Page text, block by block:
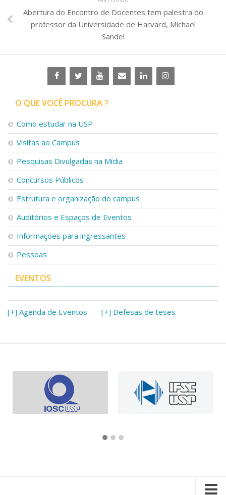
Abertura do Encontro de Docentes tem palestra do
professor da Universidade de Harvard, Michael
Sandel
O QUE VOCÊ PROCURA ?
Como estudar na USP
Visitas ao Campus
Pesquisas Divulgadas na Mídia
Concursos Públicos
Estrutura e organização do campus
Auditórios e Espaços de Eventos
Informações para ingressantes
Pessoas
EVENTOS
[+] Agenda de Eventos [+] Defesas de teses